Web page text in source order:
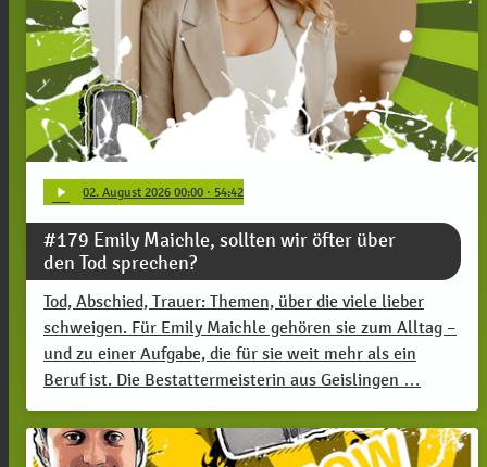
play_arrow 02. August 2026 00:00 · 54:42
#179 Emily Maichle, sollten wir öfter über
den Tod sprechen?
Tod, Abschied, Trauer: Themen, über die viele lieber
schweigen. Für Emily Maichle gehören sie zum Alltag –
und zu einer Aufgabe, die für sie weit mehr als ein
Beruf ist. Die Bestattermeisterin aus Geislingen …